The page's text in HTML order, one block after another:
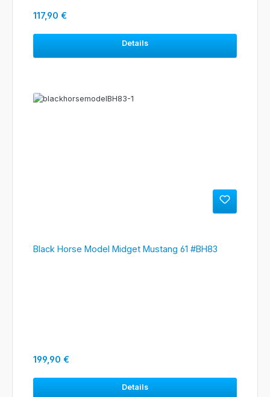
Regulärer Preis:
117,90 €
Details
Black Horse Model Midget Mustang 61 #BH83
Regulärer Preis:
199,90 €
Details